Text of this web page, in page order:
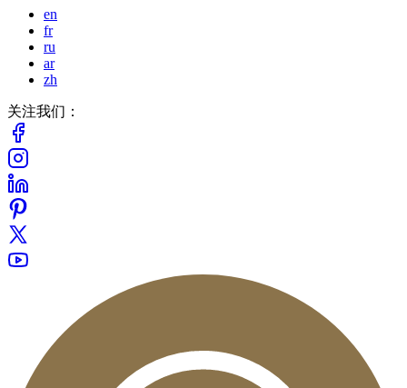
en
fr
ru
ar
zh
关注我们：